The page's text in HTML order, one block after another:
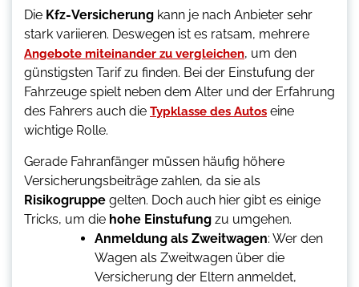
Die Kfz-Versicherung kann je nach Anbieter sehr
stark variieren. Deswegen ist es ratsam, mehrere
Angebote miteinander zu vergleichen, um den
günstigsten Tarif zu finden. Bei der Einstufung der
Fahrzeuge spielt neben dem Alter und der Erfahrung
des Fahrers auch die Typklasse des Autos eine
wichtige Rolle.
Gerade Fahranfänger müssen häufig höhere
Versicherungsbeiträge zahlen, da sie als
Risikogruppe gelten. Doch auch hier gibt es einige
Tricks, um die hohe Einstufung zu umgehen.
Anmeldung als Zweitwagen: Wer den
Wagen als Zweitwagen über die
Versicherung der Eltern anmeldet,